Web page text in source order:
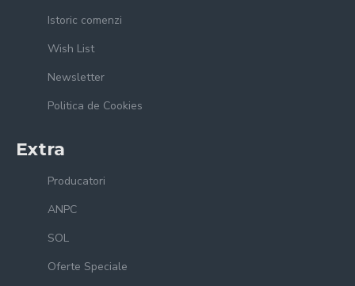
Istoric comenzi
Wish List
Newsletter
Politica de Cookies
Extra
Producatori
ANPC
SOL
Oferte Speciale